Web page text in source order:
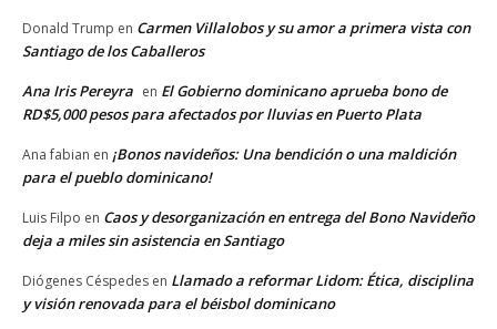
Donald Trump en Carmen Villalobos y su amor a primera vista con
Santiago de los Caballeros
Ana Iris Pereyra en El Gobierno dominicano aprueba bono de
RD$5,000 pesos para afectados por lluvias en Puerto Plata
Ana fabian en ¡Bonos navideños: Una bendición o una maldición
para el pueblo dominicano!
Luis Filpo en Caos y desorganización en entrega del Bono Navideño
deja a miles sin asistencia en Santiago
Diógenes Céspedes en Llamado a reformar Lidom: Ética, disciplina
y visión renovada para el béisbol dominicano